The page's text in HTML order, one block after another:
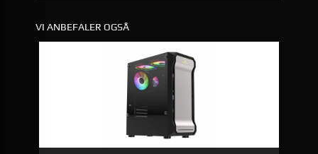
VI ANBEFALER OGSÅ